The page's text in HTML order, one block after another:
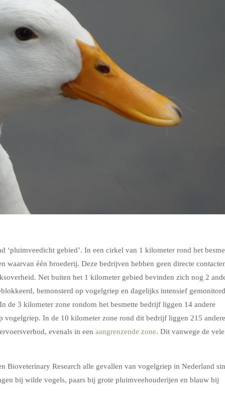
‘pluimveedicht gebied’. In een cirkel van 1 kilometer rond het
waarvan één broederij. Deze bedrijven hebben geen directe
Net buiten het 1 kilometer gebied bevinden zich nog 2
bemonsterd op vogelgriep en dagelijks intensief gemonitord
de 3 kilometer zone rondom het besmette bedrijf liggen 14 andere
vogelgriep. In de 10 kilometer zone rond dit bedrijf liggen 215 andere
evenals in een aangrenzende zone. Dit vanwege de vele
Bioveterinary Research alle gevallen van vogelgriep in Nederland
bij wilde vogels, paars bij grote pluimveehouderijen en blauw bij